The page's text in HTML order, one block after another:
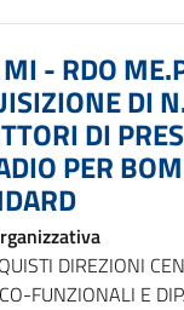
- RDO
DI
DI
PER
DIREZIONI
FUNZIONALI E